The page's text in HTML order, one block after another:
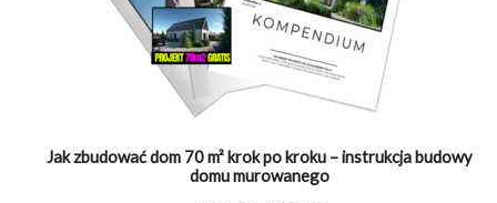
Jak zbudować dom 70 m² krok po kroku – instrukcja budowy
domu murowanego